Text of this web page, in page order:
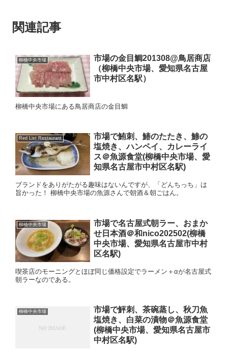
関連記事
柳橋中央市場
市場の金目鯛201308@鳥居商店
（柳橋中央市場、愛知県名古屋
市中村区名駅）
柳橋中央市場にある鳥居商店の金目鯛
Red List Restaurant
市場で鮪刺、鰆のたたき、鯵の
塩焼き、ハンペイ、カレーライ
ス＠魚源食堂(柳橋中央市場、愛
知県名古屋市中村区名駅)
ブランドをありがたがる趣味はないんですが、「どんちっち」は
旨かった！ 柳橋中央市場の魚源さんで朝酒＆朝ごはん。
柳橋中央市場
市場で名古屋式朝ラー、おまか
せ日本酒＠和nico202502(柳橋
中央市場、愛知県名古屋市中村
区名駅)
喫茶店のモーニングとほぼ同じ価格設定でラーメン＋αが名古屋式
朝ラーなのである。
柳橋中央市場
市場で鮃刺、茶碗蒸し、秋刀魚
塩焼き、白菜の漬物＠魚源食堂
(柳橋中央市場、愛知県名古屋市
中村区名駅)